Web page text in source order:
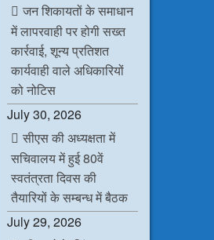
जन शिकायतों के समाधान
में लापरवाही पर होगी सख्त
कार्रवाई, शून्य प्रतिशत
कार्यवाही वाले अधिकारियों
को नोटिस
July 30, 2026
सीएस की अध्यक्षता में
सचिवालय में हुई 80वें
स्वतंत्रता दिवस की
तैयारियों के सम्बन्ध में बैठक
July 29, 2026